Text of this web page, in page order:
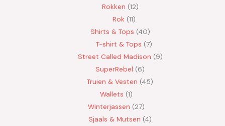
Rokken 12
Rok 11
Shirts & Tops 40
T-shirt & Tops 7
Street Called Madison 9
SuperRebel
6
Truien & Vesten 45
Wallets 1
Winterjassen
27
Sjaals & Mutsen 4